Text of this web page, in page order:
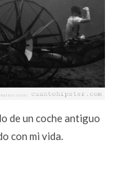
de un coche antiguo
con mi vida.